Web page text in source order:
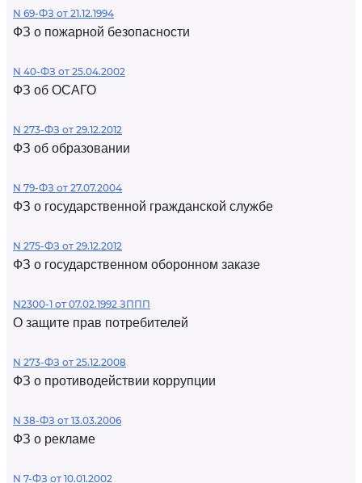
N 69-ФЗ от 21.12.1994
ФЗ о пожарной безопасности
N 40-ФЗ от 25.04.2002
ФЗ об ОСАГО
N 273-ФЗ от 29.12.2012
ФЗ об образовании
N 79-ФЗ от 27.07.2004
ФЗ о государственной гражданской службе
N 275-ФЗ от 29.12.2012
ФЗ о государственном оборонном заказе
N2300-1 от 07.02.1992 ЗППП
О защите прав потребителей
N 273-ФЗ от 25.12.2008
ФЗ о противодействии коррупции
N 38-ФЗ от 13.03.2006
ФЗ о рекламе
N 7-ФЗ от 10.01.2002